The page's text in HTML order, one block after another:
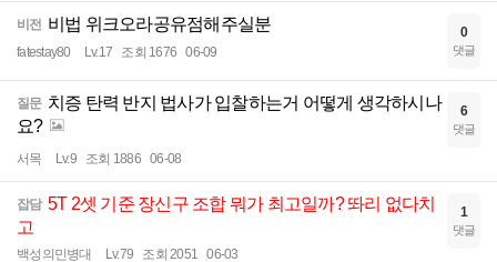
비전 비법 위크오라공유점해주실분
fatestay80 Lv.17 조회 1676 06-09
0
댓글
질문 치증 탄력 반지 법사가 입찰하는거 어떻게 생각하시나
요?
서목 Lv.9 조회 1886 06-08
6
댓글
잡담 5T 2셋 기준 장신구 조합 뭐가 최고일까? 똬리 없다치
고
백성의민병대 Lv.79 조회 2051 06-03
1
댓글